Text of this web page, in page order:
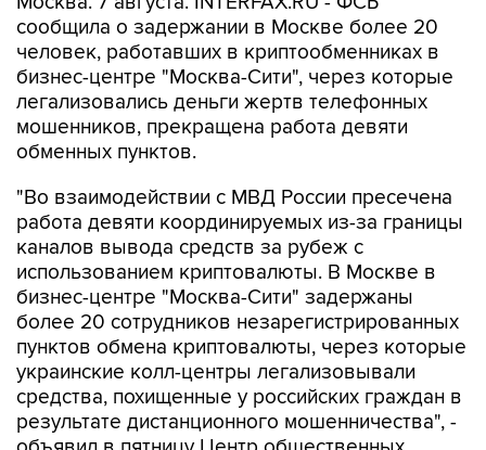
сообщила о задержании в Москве более 20
человек, работавших в криптообменниках в
бизнес-центре "Москва-Сити", через которые
легализовались деньги жертв телефонных
мошенников, прекращена работа девяти
обменных пунктов.
"Во взаимодействии с МВД России пресечена
работа девяти координируемых из-за границы
каналов вывода средств за рубеж с
использованием криптовалюты. В Москве в
бизнес-центре "Москва-Сити" задержаны
более 20 сотрудников незарегистрированных
пунктов обмена криптовалюты, через которые
украинские колл-центры легализовывали
средства, похищенные у российских граждан в
результате дистанционного мошенничества", -